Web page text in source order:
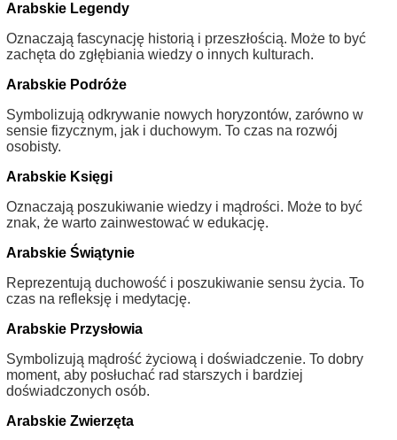
Arabskie Legendy
Oznaczają fascynację historią i przeszłością. Może to być
zachęta do zgłębiania wiedzy o innych kulturach.
Arabskie Podróże
Symbolizują odkrywanie nowych horyzontów, zarówno w
sensie fizycznym, jak i duchowym. To czas na rozwój
osobisty.
Arabskie Księgi
Oznaczają poszukiwanie wiedzy i mądrości. Może to być
znak, że warto zainwestować w edukację.
Arabskie Świątynie
Reprezentują duchowość i poszukiwanie sensu życia. To
czas na refleksję i medytację.
Arabskie Przysłowia
Symbolizują mądrość życiową i doświadczenie. To dobry
moment, aby posłuchać rad starszych i bardziej
doświadczonych osób.
Arabskie Zwierzęta